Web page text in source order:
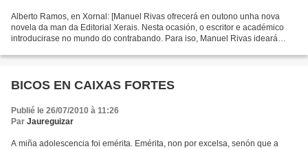
Alberto Ramos, en Xornal: [Manuel Rivas ofrecerá en outono unha nova
novela da man da Editorial Xerais. Nesta ocasión, o escritor e académico
introducirase no mundo do contrabando. Para iso, Manuel Rivas ideará
BICOS EN CAIXAS FORTES
Publié le 26/07/2010 à 11:26
Par Jaureguizar
A miña adolescencia foi emérita. Emérita, non por excelsa, senón que a